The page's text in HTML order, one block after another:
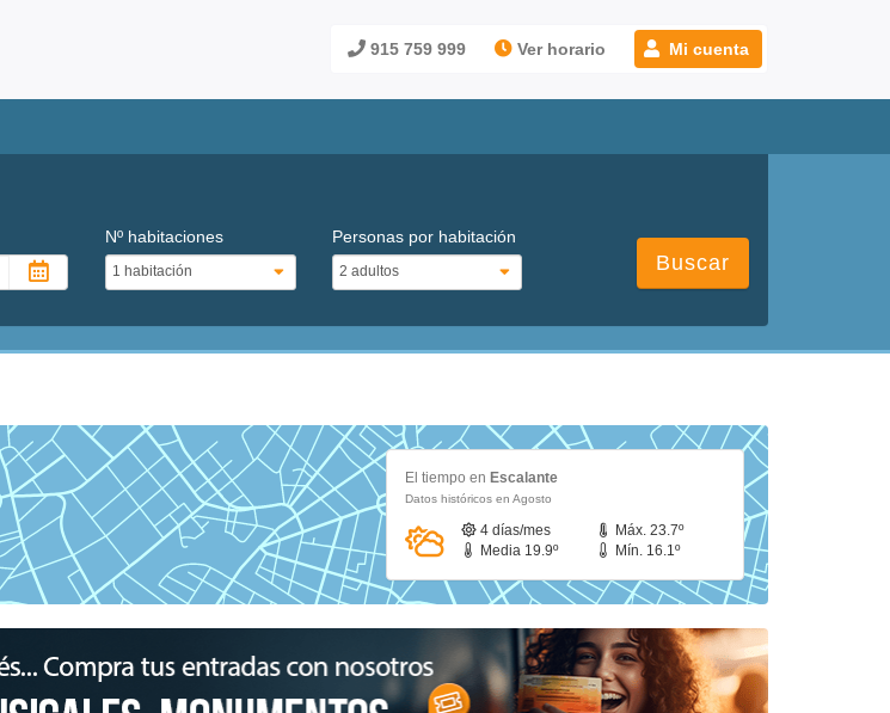
915 759 999 Ver horario Mi cuenta
Nº habitaciones Personas por habitación
Buscar
El tiempo en Escalante
Datos históricos en Agosto
4 días/mes
Máx. 23.7º
Media 19.9º
Mín. 16.1º